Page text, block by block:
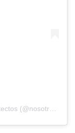
Una publicación compartida por Los Arquitectos (@nosotros_los_arquitectos)